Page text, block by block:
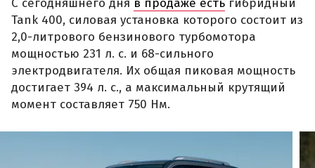
С сегодняшнего дня в продаже есть гибридный
Tank 400, силовая установка которого состоит из
2,0-литрового бензинового турбомотора
мощностью 231 л. с. и 68-сильного
электродвигателя. Их общая пиковая мощность
достигает 394 л. с., а максимальный крутящий
момент составляет 750 Нм.